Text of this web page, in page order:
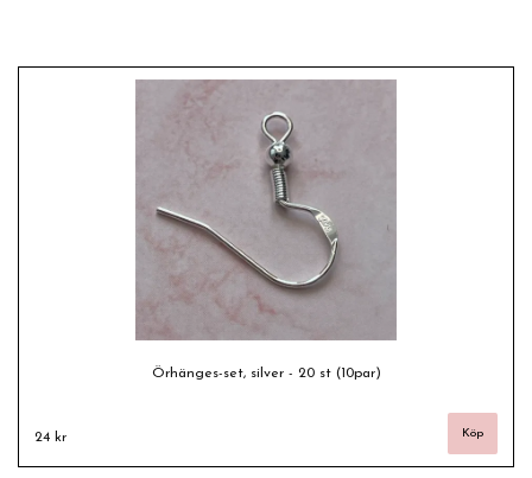
Örhänges-set, silver - 20 st (10par)
24 kr